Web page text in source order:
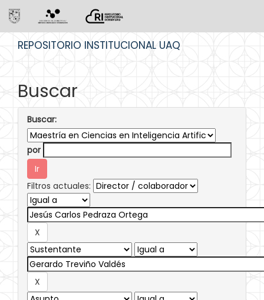
REPOSITORIO INSTITUCIONAL UAQ
Buscar
Buscar:
por
Filtros actuales: